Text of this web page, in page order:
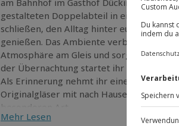
am Bahnhof im Gasthof Dückinghaus
gestalteten Doppelabteil in einem echten
schließen, den Alltag hinter euch lassen
genießen. Das Ambiente verbindet
Atmosphäre am Gleis und sorgt für ein
der Übernachtung startet ihr mit einem
Als Erinnerung nehmt ihr eine Flasche
Originalgläser mit nach Hause. Steigt ein
besonderen Art.
Mehr Lesen